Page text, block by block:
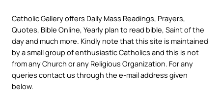
Catholic Gallery offers Daily Mass Readings, Prayers,
Quotes, Bible Online, Yearly plan to read bible, Saint of the
day and much more. Kindly note that this site is maintained
by a small group of enthusiastic Catholics and this is not
from any Church or any Religious Organization. For any
queries contact us through the e-mail address given
below.